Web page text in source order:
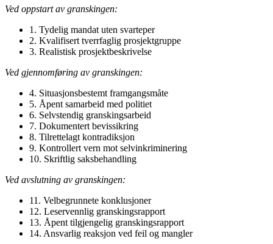
Ved oppstart av granskingen:
1. Tydelig mandat uten svarteper
2. Kvalifisert tverrfaglig prosjektgruppe
3. Realistisk prosjektbeskrivelse
Ved gjennomføring av granskingen:
4. Situasjonsbestemt framgangsmåte
5. Åpent samarbeid med politiet
6. Selvstendig granskingsarbeid
7. Dokumentert bevissikring
8. Tilrettelagt kontradiksjon
9. Kontrollert vern mot selvinkriminering
10. Skriftlig saksbehandling
Ved avslutning av granskingen:
11. Velbegrunnete konklusjoner
12. Leservennlig granskingsrapport
13. Åpent tilgjengelig granskingsrapport
14. Ansvarlig reaksjon ved feil og mangler